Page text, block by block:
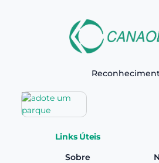
Links Úteis
Sobre